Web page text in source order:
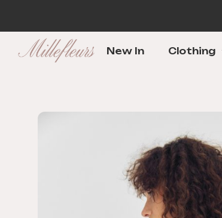
New In Clothing